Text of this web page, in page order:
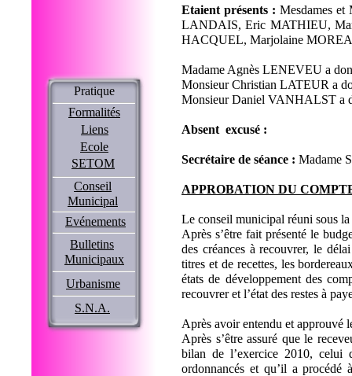
Etaient présents : Mesdames
LANDAIS, Eric MATHIEU,
HACQUEL, Marjolaine
Madame Agnès LENEVEU a
Monsieur Christian LATEUR a
Monsieur Daniel VANHALST a
Absent excusé :
Secrétaire de séance : Madame
APPROBATION DU
Le conseil municipal réuni sous
Après s’être fait présenté le
des créances à recouvrer, le
titres et de recettes, les
états de développement des
recouvrer et l’état des restes à
Après avoir entendu et approuvé
Après s’être assuré que le
bilan de l’exercice 2010, celui
ordonnancés et qu’il a procédé
Pratique
Formalités
Liens
Ecole
SETOM
Conseil
Municipal
Evénements
Bulletins
Municipaux
Urbanisme
S.N.A.